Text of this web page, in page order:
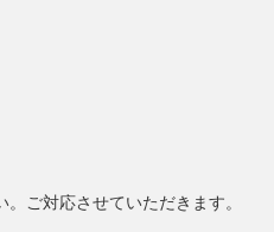
ご対応させていただきます。